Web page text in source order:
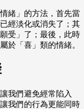
緒」的方法，首先當
經淡化或消失了；其
受」了；最後，此時
於「喜」類的情緒。
我們避免經常陷入
我們的行為更能同時